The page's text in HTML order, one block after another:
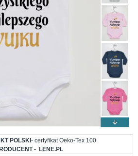
POLSKI - certyfikat Oeko-Tex 100
- LENE.PL